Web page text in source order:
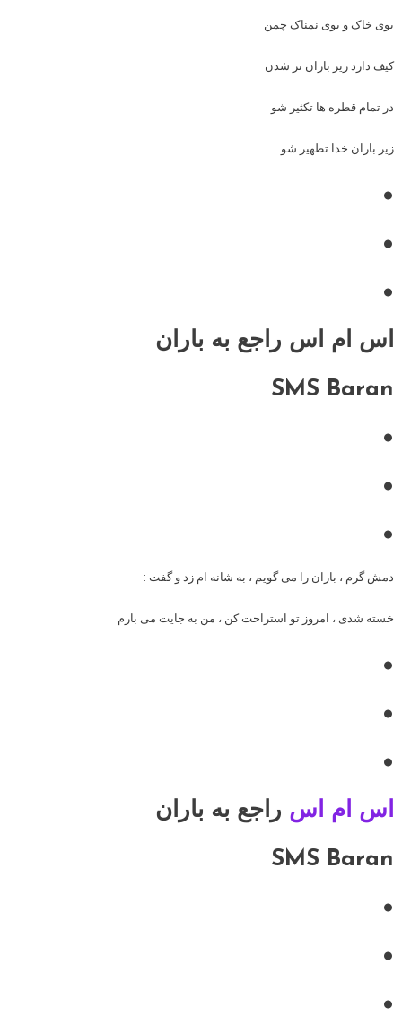
بوی خاک و بوی نمناک چمن
کیف دارد زیر باران تر شدن
در تمام قطره ها تکثیر شو
زیر باران خدا تطهیر شو
•
•
•
اس ام اس راجع به باران
SMS Baran
•
•
•
دمش گرم ، باران را می گویم ، به شانه ام زد و گفت :
خسته شدی ، امروز تو استراحت کن ، من به جایت می بارم
•
•
•
اس ام اس راجع به باران
SMS Baran
•
•
•